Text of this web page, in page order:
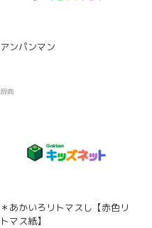
アンパンマン
辞典
＊あかいろリトマスし【赤色リ
トマス紙】